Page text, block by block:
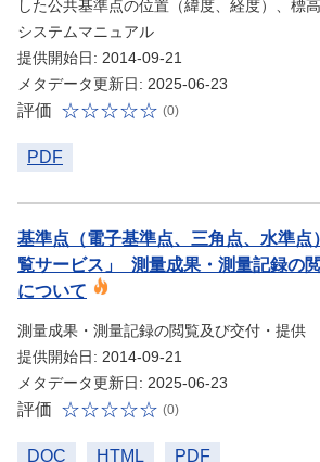
した公共基準点の位置（緯度、経度）、標
システムマニュアル
提供開始日: 2014-09-21
メタデータ更新日: 2025-06-23
評価 (0)
PDF
基準点（電子基準点、三角点、水準点
覧サービス」_測量成果・測量記録の
について
測量成果・測量記録の閲覧及び交付・提供
提供開始日: 2014-09-21
メタデータ更新日: 2025-06-23
評価 (0)
DOC HTML PDF